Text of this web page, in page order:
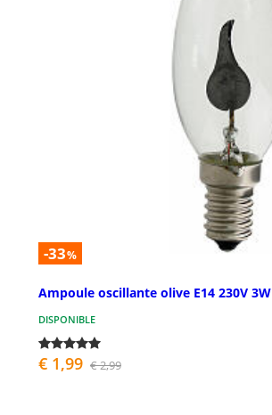
-33%
Ampoule oscillante olive E14 230V 3W
DISPONIBLE
€ 1,99 € 2,99